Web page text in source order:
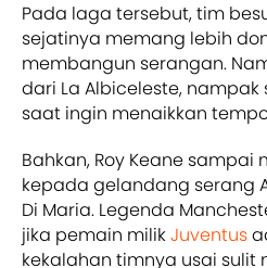
Pada laga tersebut, tim
sejatinya memang lebih
membangun serangan.
dari La Albiceleste,
saat ingin menaikkan
Bahkan, Roy Keane sampai
kepada gelandang serang
Di Maria. Legenda
jika pemain milikJuventus
kekalahan timnya usai sulit